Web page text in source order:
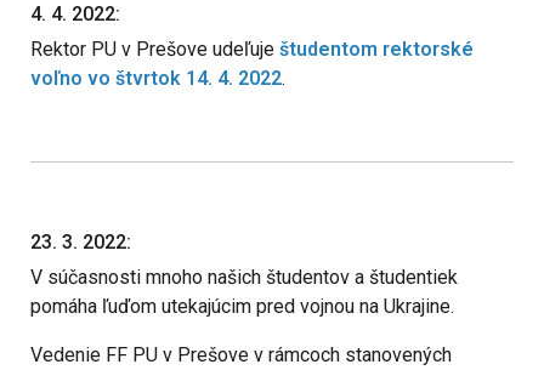
4. 4. 2022:
Rektor PU v Prešove udeľuje študentom rektorské
voľno vo štvrtok 14. 4. 2022.
23. 3. 2022:
V súčasnosti mnoho našich študentov a študentiek
pomáha ľuďom utekajúcim pred vojnou na Ukrajine.
Vedenie FF PU v Prešove v rámcoch stanovených